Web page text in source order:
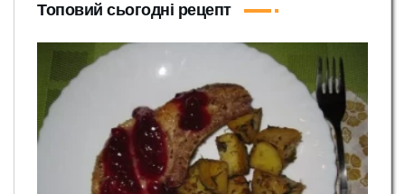
Топовий сьогодні рецепт